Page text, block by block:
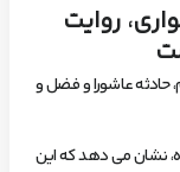
روایت
حادثه عاشورا و فضل و
نشان می دهد که این